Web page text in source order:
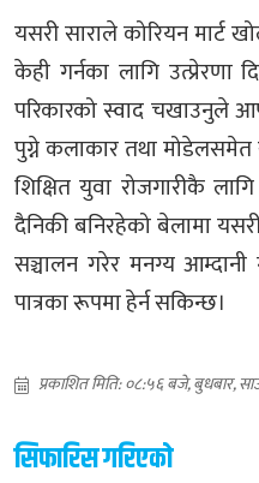
यसरी साराले कोरियन मार्ट
केही गर्नका लागि उत्प्रेरणा
परिकारको स्वाद चखाउनुले
पुग्ने कलाकार तथा मोडेलसमेत
शिक्षित युवा रोजगारीकै
दैनिकी बनिरहेको बेलामा
सञ्चालन गरेर मनग्य
पात्रका रूपमा हेर्न सकिन्छ।
प्रकाशित मिति: ०८:५६ बजे, बुधबार,
सिफारिस गरिएको